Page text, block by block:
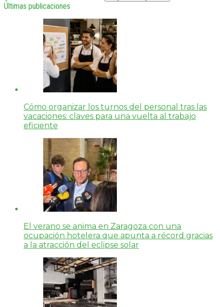
Últimas publicaciones
Cómo organizar los turnos del personal tras las
vacaciones: claves para una vuelta al trabajo
eficiente
El verano se anima en Zaragoza con una
ocupación hotelera que apunta a récord gracias
a la atracción del eclipse solar